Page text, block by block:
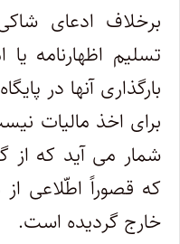
برخلاف ادعای
تسلیم اظهارنامه
بارگذاری آنها در
برای اخذ مالیات
شمار می آید که از
که قصوراً اطّلاعی از
خارج گردیده است.